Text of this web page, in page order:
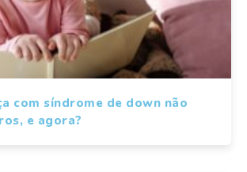
com síndrome de down não
e agora?